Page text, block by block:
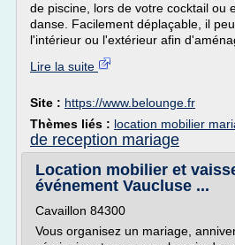
de piscine, lors de votre cocktail ou
danse. Facilement déplaçable, il
l'intérieur ou l'extérieur afin
Lire la suite
Site : https://www.belounge.fr
Thèmes liés : location mobilier
de reception mariage
Location mobilier et
événement Vaucluse ...
Cavaillon 84300
Vous organisez un mariage,